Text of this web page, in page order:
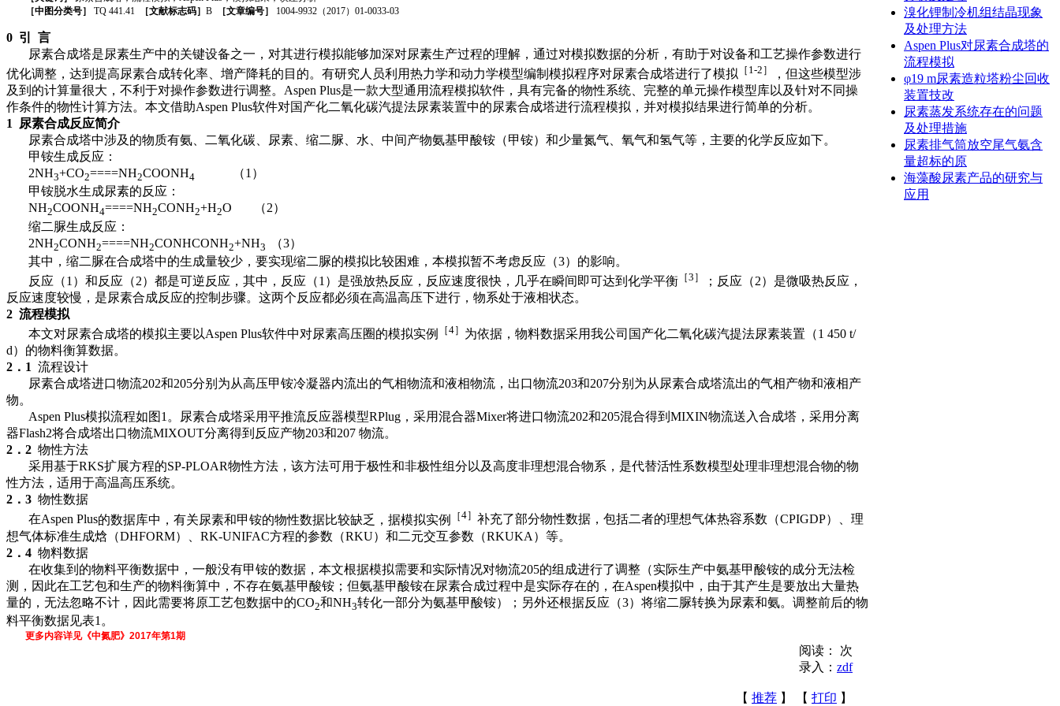
［中图分类号］
TQ 441.41 ［文献标志码］ B ［文章编号］ 1004-9932（2017） 01-0033-03
0 引
言
尿素合成塔是尿素生产中的关键设备之一，对其进行模拟能够加深对尿素生产过程的理解，通过对模拟数据的分析，有助于对设备和工艺操作参数进行
优化调整，达到提高尿素合成转化率、增产降耗的目的。有研究人员利用热力学和动力学模型编制模拟程序对尿素合成塔进行了模拟 ［ 1-2 ］
，但这些模型涉
及到的计算量很大，不利于对操作参数进行调整。 Aspen Plus是一款大型通用流程模拟软件，具有完备的物性系统、完整的单元操作模型库以及针对不同操
作条件的物性计算方法。本文借助Aspen Plus软件对国产化二氧化碳汽提法尿素装置中的尿素合成塔进行流程模拟，并对模拟结果进行简单的分析。
1
尿素合成反应简介
尿素合成塔中涉及的物质有氨、二氧化碳、尿素、缩二脲、水、中间产物氨基甲酸铵（甲铵）和少量氮气、氧气和氢气等，主要的化学反应如下。
甲铵生成反应：
2NH3+CO2====NH2COONH4 （1 ）
甲铵脱水生成尿素的反应：
NH2COONH4====NH2CONH2+H2O （2）
缩二脲生成反应：
2NH2CONH2====NH2CONHCONH2+NH3 （3）
其中，缩二脲在合成塔中的生成量较少，要实现缩二脲的模拟比较困难，本模拟暂不考虑反应（3）的影响。
反应（1 ）和反应（2）都是可逆反应，其中，反应（1 ）是强放热反应，反应速度很快，几乎在瞬间即可达到化学平衡 ［3 ］ ；反应（2）是微吸热反应，
反应速度较慢，是尿素合成反应的控制步骤。这两个反应都必须在高温高压下进行，物系处于液相状态。
2 流程模拟
本文对尿素合成塔的模拟主要以Aspen Plus软件中对尿素高压圈的模拟实例 ［4］ 为依据，物料数据采用我公司国产化二氧化碳汽提法尿素装置（1 450 t/
d）的物料衡算数据。
2 ． 1 流程设计
尿素合成塔进口物流202和205分别为从高压甲铵冷凝器内流出的气相物流和液相物流，出口物流203和207分别为从尿素合成塔流出的气相产物和液相产
物。
Aspen Plus模拟流程如图1。尿素合成塔采用平推流反应器模型RPlug ，采用混合器Mixer将进口物流202和205混合得到 MIXIN物流送入合成塔，采用分离
器Flash2将合成塔出口物流MIXOUT分离得到反应产物203和207 物流。
2 ． 2 物性方法
采用基于RKS扩展方程的SP-PLOAR物性方法，该方法可用于极性和非极性组分以及高度非理想混合物系，是代替活性系数模型处理非理想混合物的物
性方法，适用于高温高压系统。
2 ． 3 物性数据
在Aspen Plus的数据库中，有关尿素和甲铵的物性数据比较缺乏，据模拟实例 ［4］ 补充了部分物性数据，包括二者的理想气体热容系数（CPIGDP）、理
想气体标准生成焓（DHFORM）、 RK-UNIFAC方程的参数（RKU）和二元交互参数（RKUKA ）等。
2 ． 4 物料数据
在收集到的物料平衡数据中，一般没有甲铵的数据，本文根据模拟需要和实际情况对物流205的组成进行了调整（实际生产中氨基甲酸铵的成分无法检
测，因此在工艺包和生产的物料衡算中，不存在氨基甲酸铵；但氨基甲酸铵在尿素合成过程中是实际存在的，在Aspen模拟中，由于其产生是要放出大量热
量的，无法忽略不计，因此需要将原工艺包数据中的CO2和NH3转化一部分为氨基甲酸铵）；另外还根据反应（3）将缩二脲转换为尿素和氨。调整前后的物
料平衡数据见表1 。
更多内容详见《中氮肥》 2017年第1期
阅读：
次
录入： zdf
【 推荐 】 【 打印 】
溴化锂制冷机组结晶现象
及处理方法
Aspen Plus对尿素合成塔的
流程模拟
φ19 m尿素造粒塔粉尘回收
装置技改
尿素蒸发系统存在的问题
及处理措施
尿素排气筒放空尾气氨含
量超标的原
海藻酸尿素产品的研究与
应用